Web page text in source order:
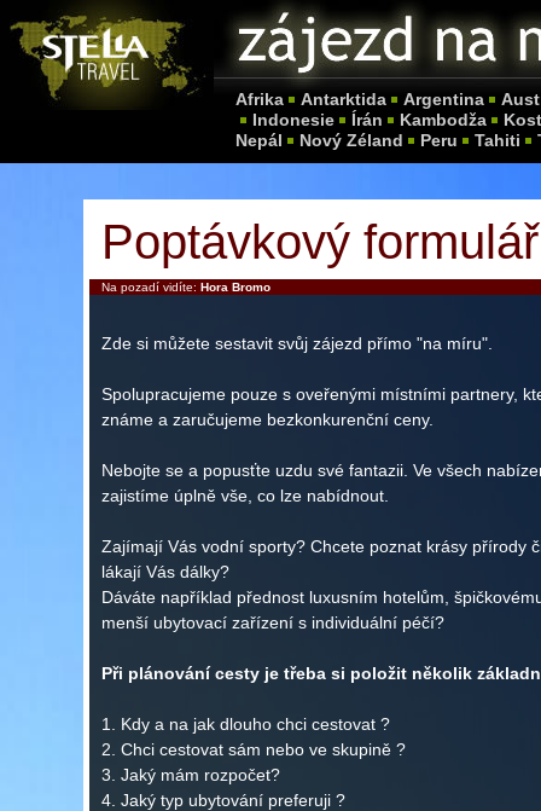
Afrika Antarktida Argentina
Indonesie
Írán Kambodža
Nepál
Nový Zéland Peru Tahiti
Poptávkový formulář
Na pozadí vidíte:Hora Bromo
Zde si můžete sestavit svůj zájezd přímo "na míru".
Spolupracujeme pouze s oveřenými místními partnery,
známe a zaručujeme bezkonkurenční ceny.
Nebojte se a popusťte uzdu své fantazii. Ve všech
zajistíme úplně vše, co lze nabídnout.
Zajímají Vás vodní sporty? Chcete poznat krásy přírody
lákají Vás dálky?
Dáváte například přednost luxusním hotelům,
menší ubytovací zařízení s individuální péčí?
Při plánování cesty je třeba si položit několik
1. Kdy a na jak dlouho chci cestovat ?
2. Chci cestovat sám nebo ve skupině ?
3. Jaký mám rozpočet?
4. Jaký typ ubytování preferuji ?